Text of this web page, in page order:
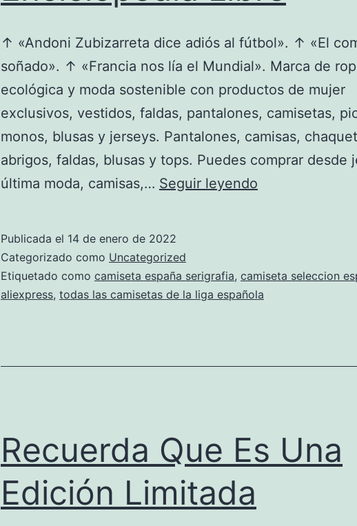
↑ «Andoni Zubizarreta dice adiós al fútbol». ↑ «El
soñado». ↑ «Francia nos lía el Mundial». Marca de
ecológica y moda sostenible con productos de mujer
exclusivos, vestidos, faldas, pantalones, camisetas,
monos, blusas y jerseys. Pantalones, camisas,
abrigos, faldas, blusas y tops. Puedes comprar desde
última moda, camisas,… Seguir leyendo
España
–
Enciclopedia
Publicada el 14 de enero de 2022
Categorizado como Uncategorized
Etiquetado como camiseta españa serigrafia, camiseta seleccion
aliexpress, todas las camisetas de la liga española
Recuerda Que Es Una
Edición Limitada